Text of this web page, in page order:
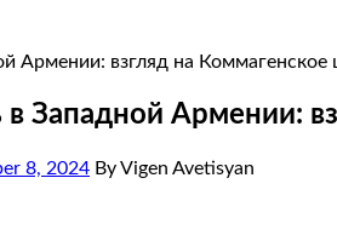
Западной Армении:
8, 2024 By Vigen Avetisyan